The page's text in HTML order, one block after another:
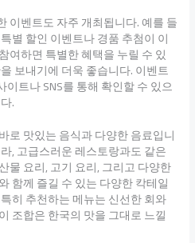
이벤트도 자주 개최됩니다. 예를 들
별 할인 이벤트나 경품 추첨이 이
여하면 특별한 혜택을 누릴 수 있
보내기에 더욱 좋습니다. 이벤트
트나 SNS를 통해 확인할 수 있으
.
로 맛있는 음식과 다양한 음료입니
, 고급스러운 레스토랑과도 같은
물 요리, 고기 요리, 그리고 다양한
함께 즐길 수 있는 다양한 칵테일
히 추천하는 메뉴는 신선한 회와
조합은 한국의 맛을 그대로 느낄